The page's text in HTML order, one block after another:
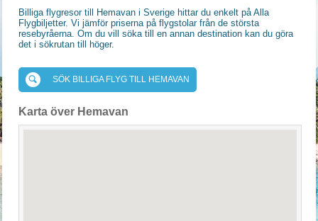
Billiga flygresor till Hemavan i Sverige hittar du enkelt på Alla
Flygbiljetter. Vi jämför priserna på flygstolar från de största
resebyråerna. Om du vill söka till en annan destination kan du göra
det i sökrutan till höger.
SÖK BILLIGA FLYG TILL HEMAVAN
Karta över Hemavan